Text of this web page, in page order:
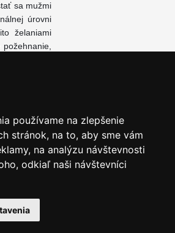
používame na zlepšenie
stránok, na to, aby sme vám
na analýzu návštevnosti
odkiaľ naši návštevníci
sa mužmi
úrovni
želaniami